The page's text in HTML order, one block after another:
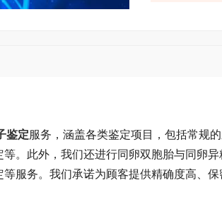
鉴定服务，涵盖各类鉴定项目，包括常规
。此外，我们还进行同卵双胞胎与同卵
服务。我们承诺为顾客提供精确度高、保